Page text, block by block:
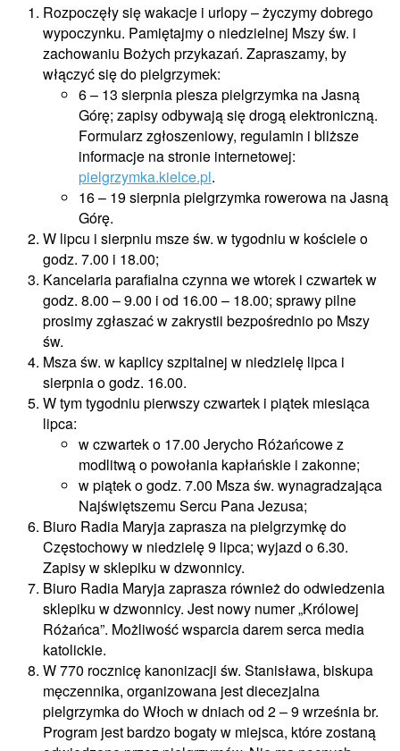
Rozpoczęły się wakacje i urlopy – życzymy dobrego
wypoczynku. Pamiętajmy o niedzielnej Mszy św. i
zachowaniu Bożych przykazań. Zapraszamy, by
włączyć się do pielgrzymek:
6 – 13 sierpnia piesza pielgrzymka na Jasną
Górę; zapisy odbywają się drogą elektroniczną.
Formularz zgłoszeniowy, regulamin i bliższe
informacje na stronie internetowej:
pielgrzymka.kielce.pl.
16 – 19 sierpnia pielgrzymka rowerowa na Jasną
Górę.
W lipcu i sierpniu msze św. w tygodniu w kościele o
godz. 7.00 i 18.00;
Kancelaria parafialna czynna we wtorek i czwartek w
godz. 8.00 – 9.00 i od 16.00 – 18.00; sprawy pilne
prosimy zgłaszać w zakrystii bezpośrednio po Mszy
św.
Msza św. w kaplicy szpitalnej w niedzielę lipca i
sierpnia o godz. 16.00.
W tym tygodniu pierwszy czwartek i piątek miesiąca
lipca:
w czwartek o 17.00 Jerycho Różańcowe z
modlitwą o powołania kapłańskie i zakonne;
w piątek o godz. 7.00 Msza św. wynagradzająca
Najświętszemu Sercu Pana Jezusa;
Biuro Radia Maryja zaprasza na pielgrzymkę do
Częstochowy w niedzielę 9 lipca; wyjazd o 6.30.
Zapisy w sklepiku w dzwonnicy.
Biuro Radia Maryja zaprasza również do odwiedzenia
sklepiku w dzwonnicy. Jest nowy numer „Królowej
Różańca”. Możliwość wsparcia darem serca media
katolickie.
W 770 rocznicę kanonizacji św. Stanisława, biskupa
męczennika, organizowana jest diecezjalna
pielgrzymka do Włoch w dniach od 2 – 9 września br.
Program jest bardzo bogaty w miejsca, które zostaną